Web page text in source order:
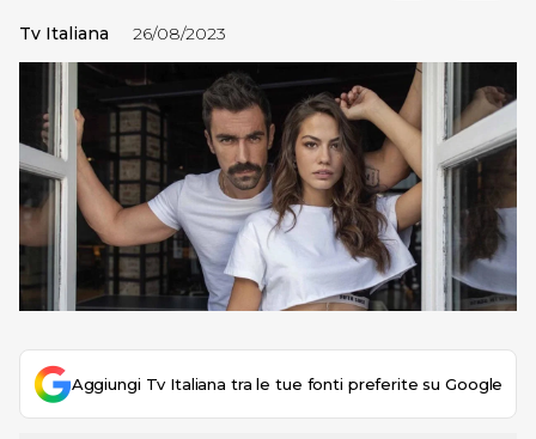
Tv Italiana 26/08/2023
Aggiungi Tv Italiana tra le tue fonti preferite su Google